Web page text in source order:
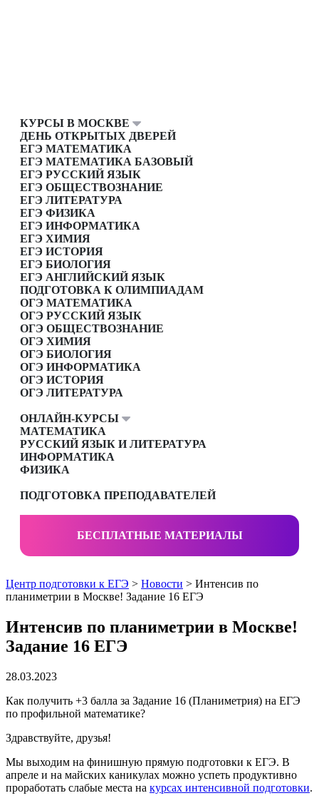
КУРСЫ В МОСКВЕ
ДЕНЬ ОТКРЫТЫХ ДВЕРЕЙ
ЕГЭ МАТЕМАТИКА
ЕГЭ МАТЕМАТИКА БАЗОВЫЙ
ЕГЭ РУССКИЙ ЯЗЫК
ЕГЭ ОБЩЕСТВОЗНАНИЕ
ЕГЭ ЛИТЕРАТУРА
ЕГЭ ФИЗИКА
ЕГЭ ИНФОРМАТИКА
ЕГЭ ХИМИЯ
ЕГЭ ИСТОРИЯ
ЕГЭ БИОЛОГИЯ
ЕГЭ АНГЛИЙСКИЙ ЯЗЫК
ПОДГОТОВКА К ОЛИМПИАДАМ
ОГЭ МАТЕМАТИКА
ОГЭ РУССКИЙ ЯЗЫК
ОГЭ ОБЩЕСТВОЗНАНИЕ
ОГЭ ХИМИЯ
ОГЭ БИОЛОГИЯ
ОГЭ ИНФОРМАТИКА
ОГЭ ИСТОРИЯ
ОГЭ ЛИТЕРАТУРА
ОНЛАЙН-КУРСЫ
МАТЕМАТИКА
РУССКИЙ ЯЗЫК И ЛИТЕРАТУРА
ИНФОРМАТИКА
ФИЗИКА
ПОДГОТОВКА ПРЕПОДАВАТЕЛЕЙ
БЕСПЛАТНЫЕ МАТЕРИАЛЫ
Центр подготовки к ЕГЭ > Новости > Интенсив по
планиметрии в Москве! Задание 16 ЕГЭ
Интенсив по планиметрии в Москве!
Задание 16 ЕГЭ
28.03.2023
Как получить +3 балла за Задание 16 (Планиметрия) на ЕГЭ
по профильной математике?
Здравствуйте, друзья!
Мы выходим на финишную прямую подготовки к ЕГЭ. В
апреле и на майских каникулах можно успеть продуктивно
проработать слабые места на курсах интенсивной подготовки.